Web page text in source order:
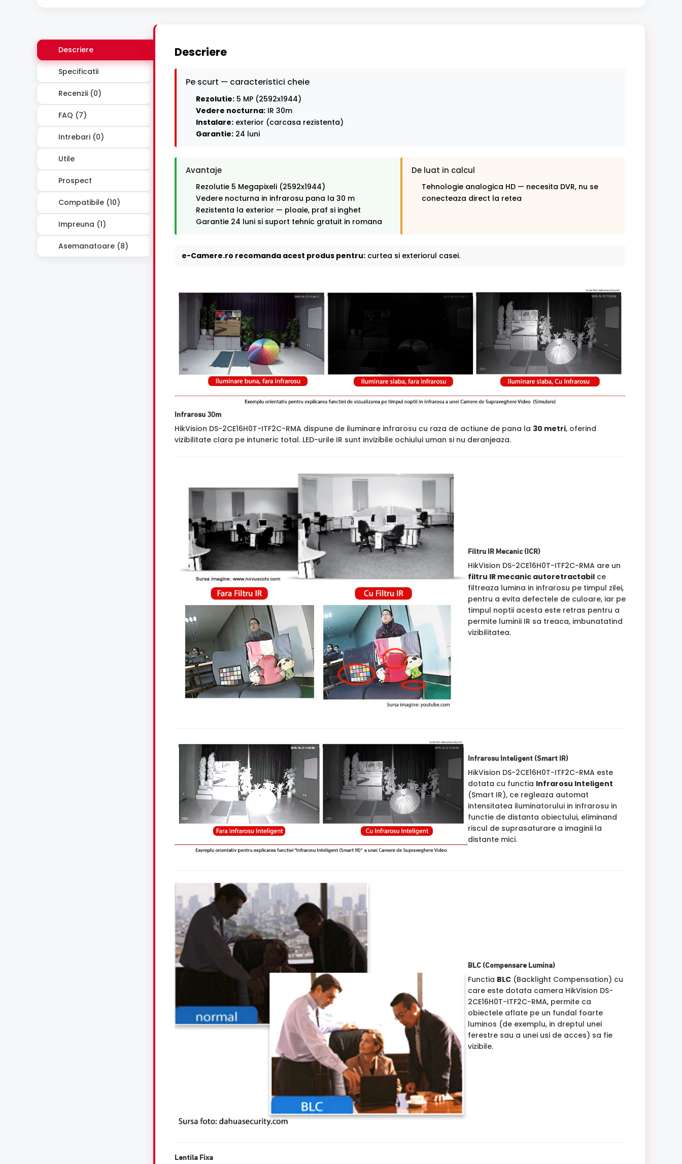
Descriere
Specificatii
Recenzii (0)
FAQ (7)
Intrebari (0)
Utile
Prospect
Compatibile (10)
Impreuna (1)
Asemanatoare (8)
Descriere
Pe scurt — caracteristici cheie
Rezolutie: 5 MP (2592x1944)
Vedere nocturna: IR 30m
Instalare: exterior (carcasa rezistenta)
Garantie: 24 luni
Avantaje
Rezolutie 5 Megapixeli (2592x1944)
Vedere nocturna in infrarosu pana la 30 m
Rezistenta la exterior — ploaie, praf si inghet
Garantie 24 luni si suport tehnic gratuit in romana
De luat in calcul
Tehnologie analogica HD — necesita DVR, nu se
conecteaza direct la retea
e-Camere.ro recomanda acest produs pentru: curtea si exteriorul casei.
Infrarosu 30m
HikVision DS-2CE16H0T-ITF2C-RMA dispune de iluminare infrarosu cu raza de actiune de pana la 30 metri, oferind
vizibilitate clara pe intuneric total. LED-urile IR sunt invizibile ochiului uman si nu deranjeaza.
Filtru IR Mecanic (ICR)
HikVision DS-2CE16H0T-ITF2C-RMA are un
filtru IR mecanic autoretractabilce
filtreaza lumina in infrarosu pe timpul zilei,
pentru a evita defectele de culoare, iar pe
timpul noptii acesta este retras pentru a
permite luminii IR sa treaca, imbunatatind
vizibilitatea.
Infrarosu Inteligent (Smart IR)
HikVision DS-2CE16H0T-ITF2C-RMA este
dotata cu functia Infrarosu Inteligent
(Smart IR), ce regleaza automat
intensitatea iluminatorului in infrarosu in
functie de distanta obiectului, eliminand
riscul de suprasaturare a imaginii la
distante mici.
BLC (Compensare Lumina)
Functia BLC(Backlight Compensation) cu
care este dotata camera HikVision DS-
2CE16H0T-ITF2C-RMA, permite ca
obiectele aflate pe un fundal foarte
luminos (de exemplu, in dreptul unei
ferestre sau a unei usi de acces) sa fie
vizibile.
Lentila Fixa